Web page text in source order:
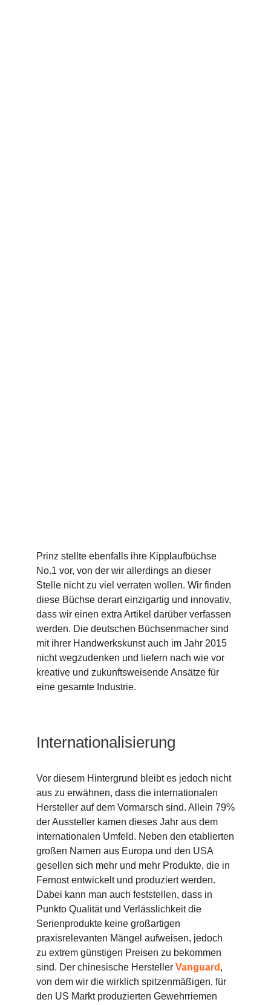
Prinz stellte ebenfalls ihre Kipplaufbüchse
No.1 vor, von der wir allerdings an dieser
Stelle nicht zu viel verraten wollen. Wir finden
diese Büchse derart einzigartig und innovativ,
dass wir einen extra Artikel darüber verfassen
werden. Die deutschen Büchsenmacher sind
mit ihrer Handwerkskunst auch im Jahr 2015
nicht wegzudenken und liefern nach wie vor
kreative und zukunftsweisende Ansätze für
eine gesamte Industrie.
Internationalisierung
Vor diesem Hintergrund bleibt es jedoch nicht
aus zu erwähnen, dass die internationalen
Hersteller auf dem Vormarsch sind. Allein 79%
der Aussteller kamen dieses Jahr aus dem
internationalen Umfeld. Neben den etablierten
großen Namen aus Europa und den USA
gesellen sich mehr und mehr Produkte, die in
Fernost entwickelt und produziert werden.
Dabei kann man auch feststellen, dass in
Punkto Qualität und Verlässlichkeit die
Serienprodukte keine großartigen
praxisrelevanten Mängel aufweisen, jedoch
zu extrem günstigen Preisen zu bekommen
sind. Der chinesische Hersteller Vanguard ,
von dem wir die wirklich spitzenmäßigen, für
den US Markt produzierten Gewehrriemen